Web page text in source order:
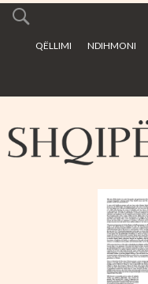
main
QËLLIMI NDIHMONI